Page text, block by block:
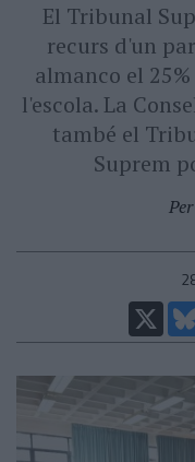
El Tribunal
recurs d'un
almanco el
l'escola. La
també el
Suprem
Per
X